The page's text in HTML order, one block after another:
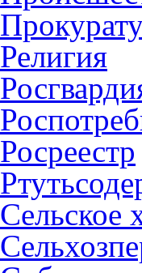
Религия
Росреестр
Сельское